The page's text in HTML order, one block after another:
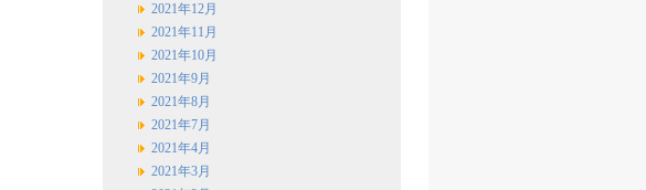
2021年12月
2021年11月
2021年10月
2021年9月
2021年8月
2021年7月
2021年4月
2021年3月